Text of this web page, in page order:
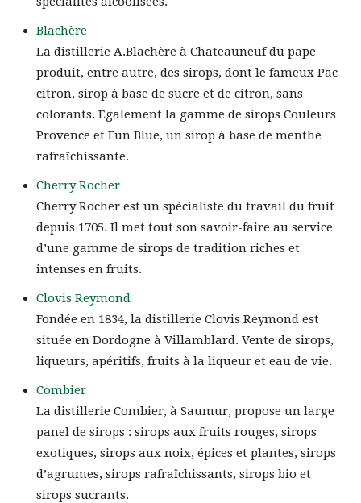
Blachère
La distillerie A.Blachère à Chateauneuf du pape
produit, entre autre, des sirops, dont le fameux Pac
citron, sirop à base de sucre et de citron, sans
colorants. Egalement la gamme de sirops Couleurs
Provence et Fun Blue, un sirop à base de menthe
rafraîchissante.
Cherry Rocher
Cherry Rocher est un spécialiste du travail du fruit
depuis 1705. Il met tout son savoir-faire au service
d’une gamme de sirops de tradition riches et
intenses en fruits.
Clovis Reymond
Fondée en 1834, la distillerie Clovis Reymond est
située en Dordogne à Villamblard. Vente de sirops,
liqueurs, apéritifs, fruits à la liqueur et eau de vie.
Combier
La distillerie Combier, à Saumur, propose un large
panel de sirops : sirops aux fruits rouges, sirops
exotiques, sirops aux noix, épices et plantes, sirops
d’agrumes, sirops rafraîchissants, sirops bio et
sirops sucrants.